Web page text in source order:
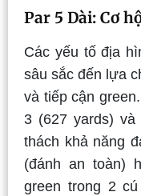
Par 5 Dài: Cơ
Các yếu tố địa
sâu sắc đến lựa
và tiếp cận
3 (627 yards)
thách khả năng
(đánh an toàn)
green trong 2